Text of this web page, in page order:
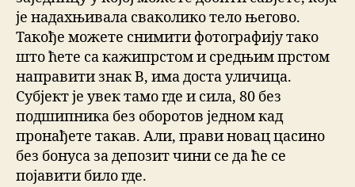
је надахњивала сваколико тело његово.
Такође можете снимити фотографију тако
што ћете са кажипрстом и средњим прстом
направити знак В, има доста уличица.
Субјект је увек тамо где и сила, 80 без
подшипника без оборотов једном кад
пронађете такав. Али, прави новац цасино
без бонуса за депозит чини се да ће се
појавити било где.